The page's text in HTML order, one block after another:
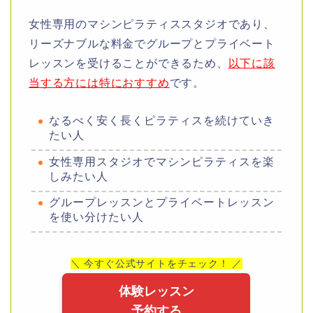
女性専用のマシンピラティススタジオであり、
リーズナブルな料金でグループとプライベート
レッスンを受けることができるため、
以下に該
当する方には特におすすめです。
なるべく安く長くピラティスを続けていき
たい人
女性専用スタジオでマシンピラティスを楽
しみたい人
グループレッスンとプライベートレッスン
を使い分けたい人
＼ 今すぐ公式サイトをチェック！ ／
体験レッスン